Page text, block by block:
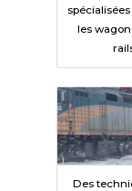
les
Des